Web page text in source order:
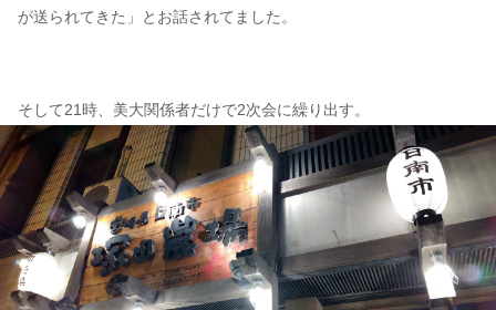
が送られてきた」とお話されてました。
そして21時、美大関係者だけで2次会に繰り出す。